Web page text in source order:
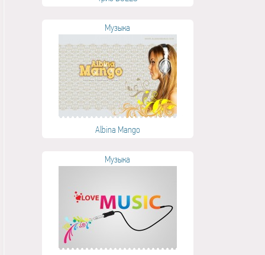
Музыка
Albina Mango
Музыка